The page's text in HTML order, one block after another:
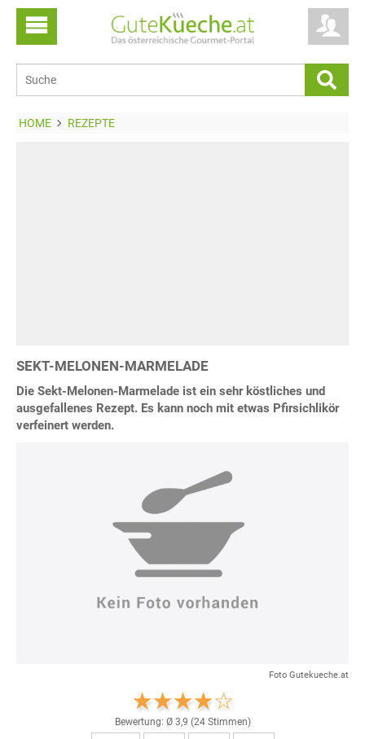
HOME REZEPTE
SEKT-MELONEN-MARMELADE
Die Sekt-Melonen-Marmelade ist ein sehr köstliches und
ausgefallenes Rezept. Es kann noch mit etwas Pfirsichlikör
verfeinert werden.
Foto Gutekueche.at
Bewertung: Ø 3,9 (24Stimmen)